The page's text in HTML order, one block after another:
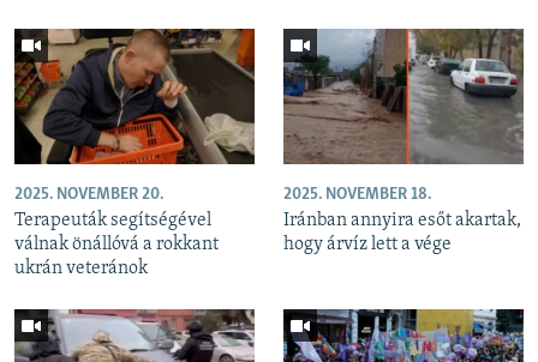
2025. NOVEMBER 20.
Terapeuták segítségével
válnak önállóvá a rokkant
ukrán veteránok
2025. NOVEMBER 18.
Iránban annyira esőt akartak,
hogy árvíz lett a vége